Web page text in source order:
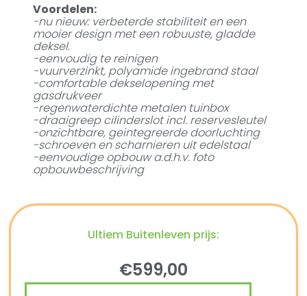
Voordelen:
-nu nieuw: verbeterde stabiliteit en een
mooier design met een robuuste, gladde
deksel.
-eenvoudig te reinigen
-vuurverzinkt, polyamide ingebrand staal
-comfortable dekselopening met
gasdrukveer
-regenwaterdichte metalen tuinbox
-draaigreep cilinderslot incl. reservesleutel
-onzichtbare, geintegreerde doorluchting
-schroeven en scharnieren uit edelstaal
-eenvoudige opbouw a.d.h.v. foto
opbouwbeschrijving
Ultiem Buitenleven prijs:
€599,00